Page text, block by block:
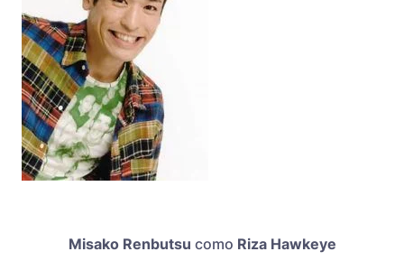
Misako Renbutsu como Riza Hawkeye